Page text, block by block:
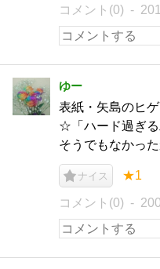
コメント(0)
ゆー
表紙・矢島のヒ
☆「ハード過ぎ
そうでもなかっ
ナイス ★1
コメント(0)